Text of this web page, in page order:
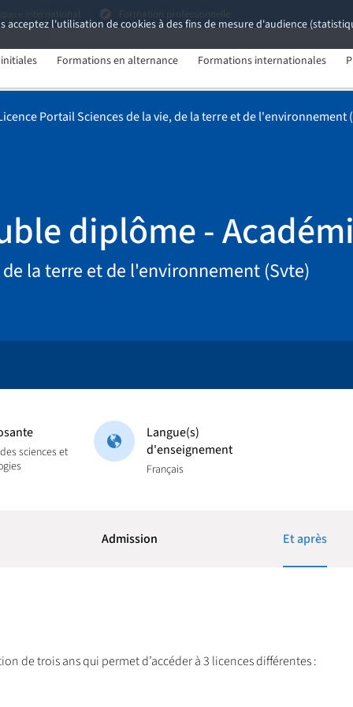
l'utilisation de cookies à des fins de mesure d'audience
Formations en alternance Formations internationales
Portail Sciences de la vie, de la terre et de l'environnement
diplôme -
la terre et de l'environnement (Svte)
sciences et
Langue(s)
d'enseignement
Français
Admission Et après
de trois ans qui permet d’accéder à 3 licences différentes :